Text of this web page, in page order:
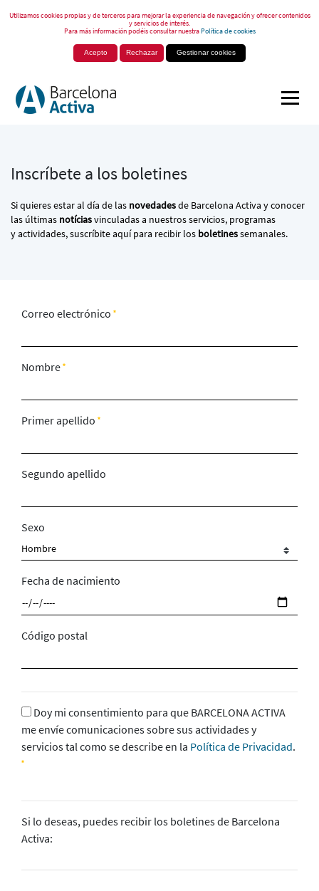
Utilizamos cookies propias y de terceros para mejorar la experiencia de navegación y ofrecer contenidos
y servicios de interés.
Para más información podéis consultar nuestraPolítica de cookies
Acepto Rechazar Gestionar cookies
Inscríbete a los boletines
Si quieres estar al día de las novedadesde Barcelona Activa y conocer
las últimas notíciasvinculadas a nuestros servicios, programas
y actividades, suscríbite aquí para recibir los boletinessemanales.
Correo electrónico
Nombre
Primer apellido
Segundo apellido
Sexo
Fecha de nacimiento
Código postal
Doy mi consentimiento para que BARCELONA ACTIVA
me envíe comunicaciones sobre sus actividades y
servicios tal como se describe en la Política de Privacidad.
Si lo deseas, puedes recibir los boletines de Barcelona
Activa: